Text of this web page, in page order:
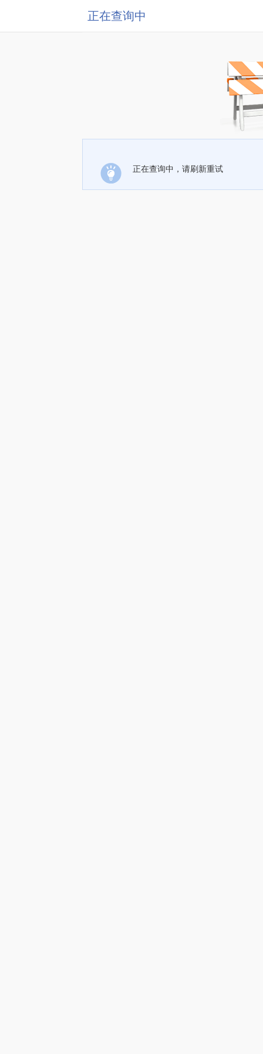
正在查询中
正在查询中，请刷新重试